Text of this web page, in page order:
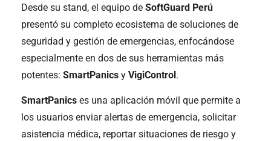
Desde su stand, el equipo de SoftGuard Perú
presentó su completo ecosistema de soluciones de
seguridad y gestión de emergencias, enfocándose
especialmente en dos de sus herramientas más
potentes: SmartPanics y VigiControl.
SmartPanics es una aplicación móvil que permite a
los usuarios enviar alertas de emergencia, solicitar
asistencia médica, reportar situaciones de riesgo y